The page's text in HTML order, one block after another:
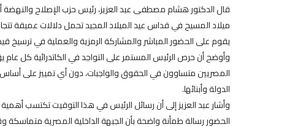
قال الدكتور هشام مصطفى عبد العزيز، رئيس حزب الإصلاح والنهضة
يقوم على الحضور المباشر والمشاركة الرمزية والعملية في ترسيخ
وأوضح أن حرص الرئيس المستمر على التواجد في الكاتدرائية كل
المصريين متساوون في الحقوق والواجبات، دون أي تمييز على
الدولة وأبنائها.
وأشار عبد العزيز إلى أن رسائل الرئيس في هذا التوقيت تكتسب
الحضور رسالة طمأنة واضحة بأن الجبهة الداخلية المصرية متماسكة